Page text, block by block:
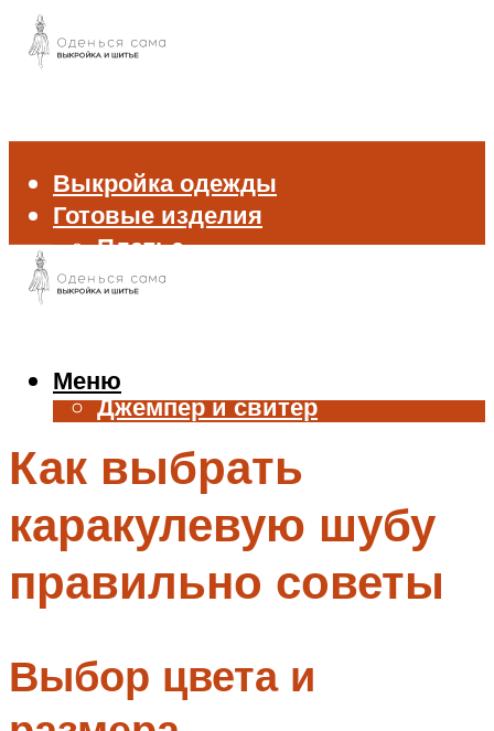
Выкройка одежды
Готовые изделия
Платье
Брюки
Жилет
Джемпер и свитер
Аксессуары
Меню
Меню
Как выбрать
каракулевую шубу
правильно советы
Выбор цвета и